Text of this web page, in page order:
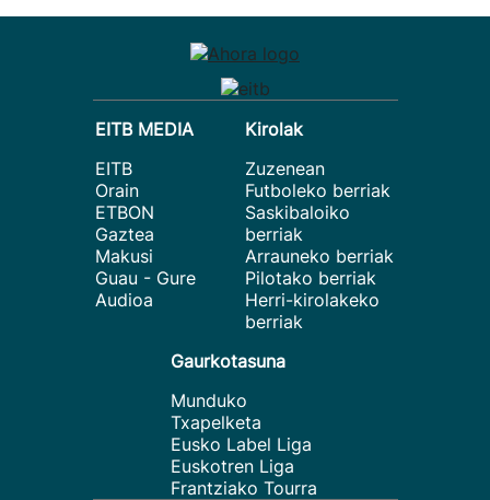
EITB MEDIA
EITB
Orain
ETBON
Gaztea
Makusi
Guau - Gure
Audioa
Kirolak
Zuzenean
Futboleko berriak
Saskibaloiko
berriak
Arrauneko berriak
Pilotako berriak
Herri-kirolakeko
berriak
Gaurkotasuna
Munduko
Txapelketa
Eusko Label Liga
Euskotren Liga
Frantziako Tourra